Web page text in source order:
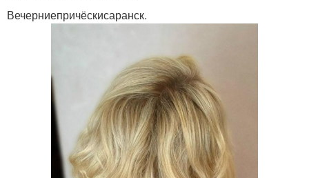
Вечерниепричёскисаранск.